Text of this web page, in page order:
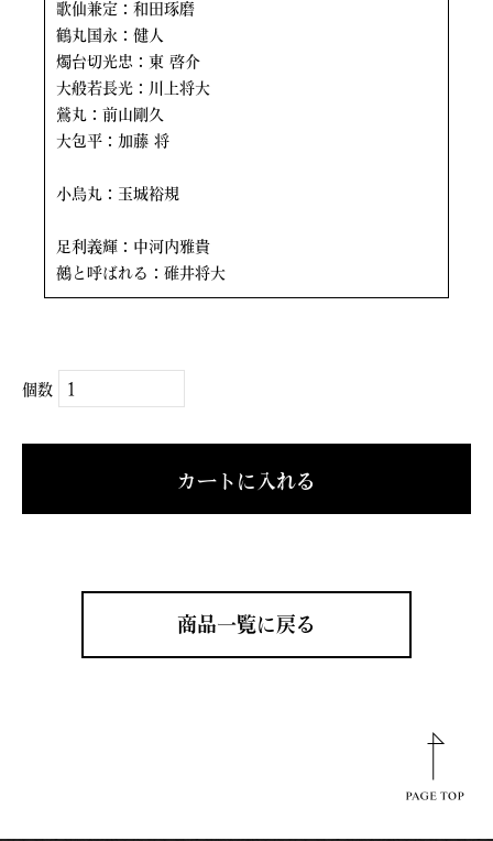
歌仙兼定：和田琢磨
鶴丸国永：健人
燭台切光忠：東 啓介
大般若長光：川上将大
鶯丸：前山剛久
大包平：加藤 将
小烏丸：玉城裕規
足利義輝：中河内雅貴
鵺と呼ばれる：碓井将大
個数
カートに入れる
商品一覧に戻る